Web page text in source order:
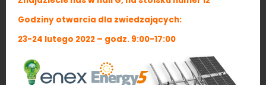
Godziny otwarcia dla zwiedzających:
23-24 lutego 2022 – godz. 9:00-17:00